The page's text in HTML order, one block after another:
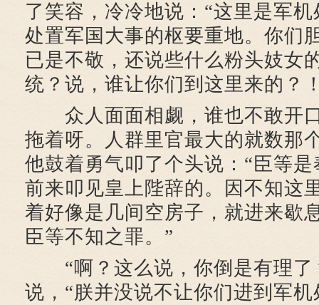
了笑容，冷冷地说：“这里是军
处置军国大事的枢要重地。你们
已是不敬，还说些什么粉头妓女
统？说，谁让你们到这里来的？
众人面面相觑，谁也不敢开
拖着呀。人群里官最大的就数那
他鼓着勇气叩了个头说：“臣等
前来叩见皇上陛辞的。因不知这
着好像是几间空房子，就进来歇
臣等不知之罪。”
“啊？这么说，你倒是有理了
说，“朕并没说不让你们进到军